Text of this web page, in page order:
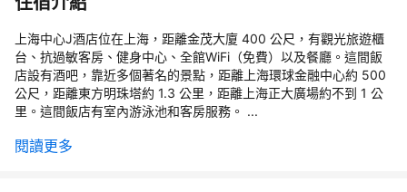
上海中心J酒店位在上海，距離金茂大廈 400 公尺，有觀光旅遊櫃
台、抗過敏客房、健身中心、全館WiFi（免費）以及餐廳。這間飯
店設有酒吧，靠近多個著名的景點，距離上海環球金融中心約 500
公尺，距離東方明珠塔約 1.3 公里，距離上海正大廣場約不到 1 公
里。這間飯店有室內游泳池和客房服務。 ...
閱讀更多